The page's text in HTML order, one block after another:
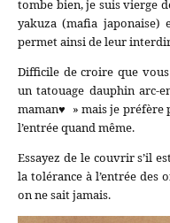
tombe bien, je suis vierge
yakuza (mafia
permet ainsi de leur
Difficile de croire que
un tatouage dauphin arc-
maman♥ » mais je préfère
l’entrée quand même.
Essayez de le couvrir s’il
la tolérance à l’entrée des
on ne sait jamais.